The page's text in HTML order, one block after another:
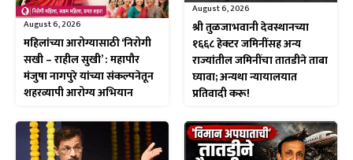
August 6, 2026
महिलांच्या आरोग्यासाठी ‘निरोगी
सखी – राहील सुखी’ : महापौर
मंजुषा नागपुरे यांच्या संकल्पनेतून
शहरव्यापी आरोग्य अभियान
August 6, 2026
श्री तुळजाभवानी देवस्थानच्या
१६६८ हेक्टर जमिनींसह अन्य
राज्यांतील जमिनींचा तातडीने ताबा
घ्यावा; अन्यथा न्यायालयात
प्रतिवादी करू!